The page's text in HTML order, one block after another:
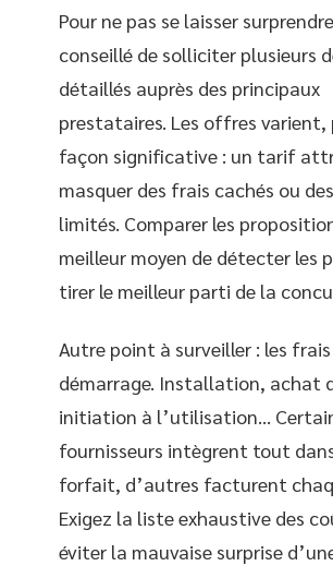
Pour ne pas se laisser
conseillé de solliciter plusieurs
détaillés auprès des principaux
prestataires. Les offres varient,
façon significative : un tarif
masquer des frais cachés ou
limités. Comparer les
meilleur moyen de détecter les
tirer le meilleur parti de la
Autre point à surveiller : les
démarrage. Installation, achat
initiation à l’utilisation…
fournisseurs intègrent tout
forfait, d’autres facturent
Exigez la liste exhaustive des
éviter la mauvaise surprise